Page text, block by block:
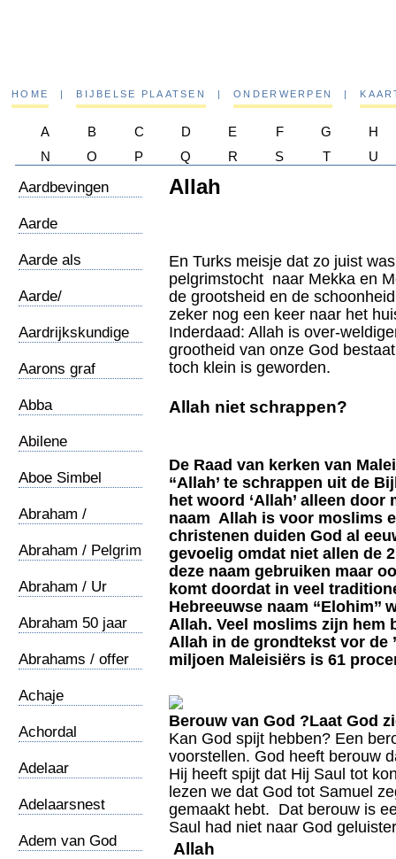
HOME | BIJBELSE PLAATSEN | ONDERWERPEN |
A B C D E F G
H
N
O P Q R S T U
Aardbevingen
Aarde
Aarde als
Aarde/
Aardrijkskundige
Aarons graf
Abba
Abilene
Aboe Simbel
Abraham /
Abraham / Pelgrim
Abraham / Ur
Abraham 50 jaar
Abrahams / offer
Achaje
Achordal
Adelaar
Adelaarsnest
Adem van God
Allah
En Turks meisje dat zo juist
pelgrimstocht naar Mekka en
de grootsheid en de
zeker nog een keer naar het
Inderdaad: Allah is over-
grootheid van onze God
toch klein is geworden.
Allah niet schrappen?
De Raad van kerken van
“Allah’ te schrappen uit de
het woord ‘Allah’ alleen
naam Allah is voor moslims
christenen duiden God al
gevoelig omdat niet allen de
deze naam gebruiken maar
komt doordat in veel
Hebreeuwse naam
Allah. Veel moslims zijn hem
Allah in de grondtekst vor de
miljoen Maleisiërs is 61
Berouw van God ?Laat God
Kan God spijt hebben? Een
voorstellen. God heeft berouw
Hij heeft spijt dat Hij Saul tot
lezen we dat God tot Samuel
gemaakt hebt. Dat berouw is
Saul had niet naar God
Allah